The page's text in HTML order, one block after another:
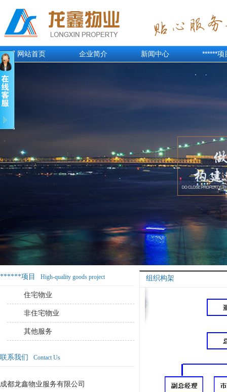
网站首页 企业简介 新闻中心 ******项
******项目 High-quality goods project
住宅物业
非住宅物业
其他服务
联系我们 Contact Us
成都龙鑫物业服务有限公司
组织构架